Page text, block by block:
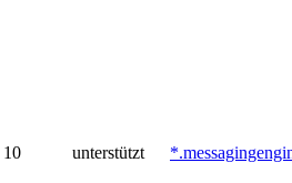
10 unterstützt